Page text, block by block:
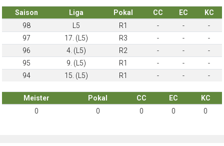
Saison Liga Pokal CC EC
KC
98
L5 R1 - -
-
97
17. (L5) R3 - -
-
96
4. (L5) R2 - -
-
95
9. (L5) R1 - -
-
94
15. (L5) R1 - - -
Meister Pokal CC EC
KC
0
0 0 0 0